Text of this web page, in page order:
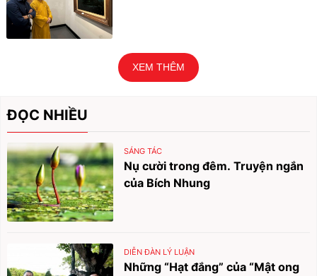
XEM THÊM
ĐỌC NHIỀU
SÁNG TÁC
Nụ cười trong đêm. Truyện ngắn
của Bích Nhung
DIỄN ĐÀN LÝ LUẬN
Những “Hạt đắng” của “Mật ong